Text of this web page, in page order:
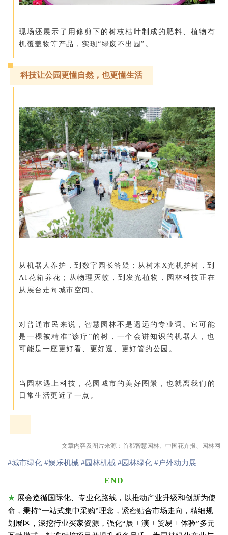
现场还展示了用修剪下的树枝枯叶制成的肥料、植物有
机覆盖物等产品，实现“绿废不出园”。
科技让公园更懂自然，也更懂生活
从机器人养护，到数字园长答疑；从树木X光机护树，到
AI花箱养花；从物理灭蚊，到发光植物，园林科技正在
从展台走向城市空间。
对普通市民来说，智慧园林不是遥远的专业词。它可能
是一棵被精准“诊疗”的树，一个会讲知识的机器人，也
可能是一座更好看、更好逛、更好管的公园。
当园林遇上科技，花园城市的美好图景，也就离我们的
日常生活更近了一点。
文章内容及图片来源：首都智慧园林、中国花卉报、园林网
#城市绿化 #娱乐机械 #园林机械 #园林绿化 #户外动力展
END
★ 展会遵循国际化、专业化路线，以推动产业升级和创新为使
命，秉持“一站式集中采购”理念，紧密贴合市场走向，精细规
划展区，深挖行业买家资源，强化“展 + 演 + 贸易 + 体验”多元